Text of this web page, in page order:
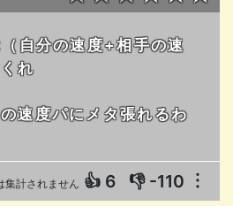
自分の速度+相手の速
れ
速度パにメタ張れるわ
集計されません 👍 6 👎 -110 ︙